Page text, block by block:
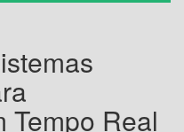
Tempo Real